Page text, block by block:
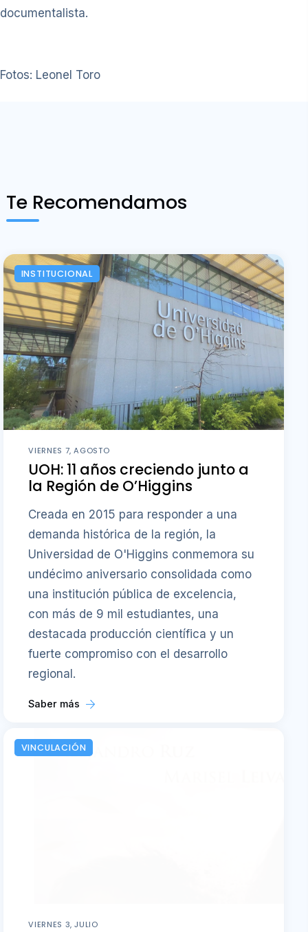
documentalista.
Fotos: Leonel Toro
Te Recomendamos
INSTITUCIONAL
VIERNES 7, AGOSTO
UOH: 11 años creciendo junto a
la Región de O’Higgins
Creada en 2015 para responder a una
demanda histórica de la región, la
Universidad de O'Higgins conmemora su
undécimo aniversario consolidada como
una institución pública de excelencia,
con más de 9 mil estudiantes, una
destacada producción científica y un
fuerte compromiso con el desarrollo
regional.
Saber más
VINCULACIÓN
VIERNES 3, JULIO